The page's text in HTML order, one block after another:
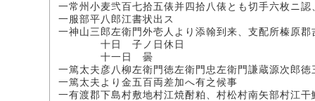
一常州小麦弐百七拾五俵并四拾八俵とも切手六枚ニ
一服部平八郎江書状出ス
一神山三郎左衛門外壱人より添翰到来、支配所榛原
十日 子ノ日休日
十一日 曇
一篤太夫彦八柳左衛門徳左衛門忠左衛門謙蔵源次郎徳
一篤太夫より金五百両差加へ有之候事
一有渡郡下島村敷地村江焼酎粕、村松村南矢部村江干